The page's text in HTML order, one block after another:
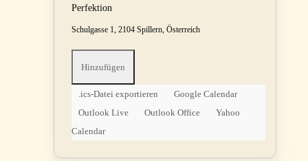
Perfektion
Schulgasse 1, 2104 Spillern, Österreich
Hinzufügen
.ics-Datei exportieren
Google Calendar
Outlook Live
Outlook Office
Yahoo
Calendar